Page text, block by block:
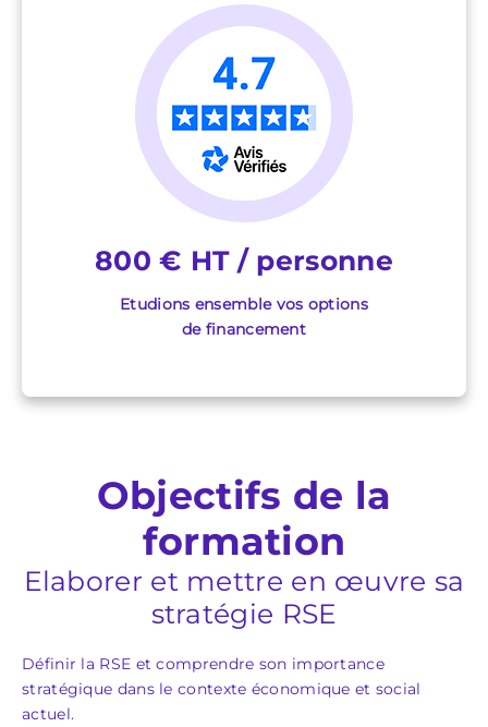
800 € HT / personne
Etudions ensemble vos options
de financement
Objectifs de la
formation
Elaborer et mettre en œuvre sa
stratégie RSE
Définir la RSE et comprendre son importance
stratégique dans le contexte économique et social
actuel.